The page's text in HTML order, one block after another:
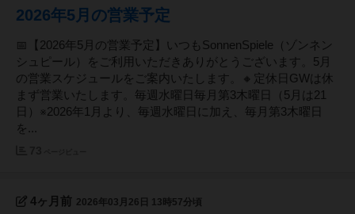
2026年5月の営業予定
📅【2026年5月の営業予定】いつもSonnenSpiele（ゾンネン
シュピール）をご利用いただきありがとうございます。5月
の営業スケジュールをご案内いたします。🔸定休日GWは休
まず営業いたします。毎週水曜日毎月第3木曜日（5月は21
日）※2026年1月より、毎週水曜日に加え、毎月第3木曜日
を...
4ヶ月前 2026年03月26日 13時57分頃